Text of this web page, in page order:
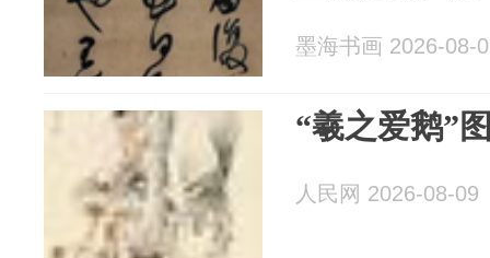
墨海书画 2026-08-
“羲之爱鹅”
人民网 2026-08-09